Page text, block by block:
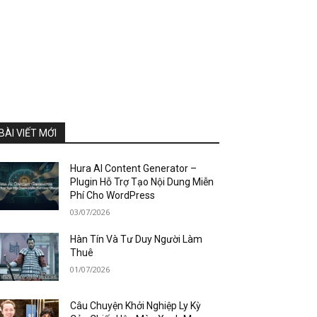
VIẾT MỚI
Hura AI Content Generator –
Plugin Hỗ Trợ Tạo Nội Dung Miễn
Phí Cho WordPress
03/07/2026
Hàn Tín Và Tư Duy Người Làm
Thuê
01/07/2026
Câu Chuyện Khởi Nghiệp Ly Kỳ